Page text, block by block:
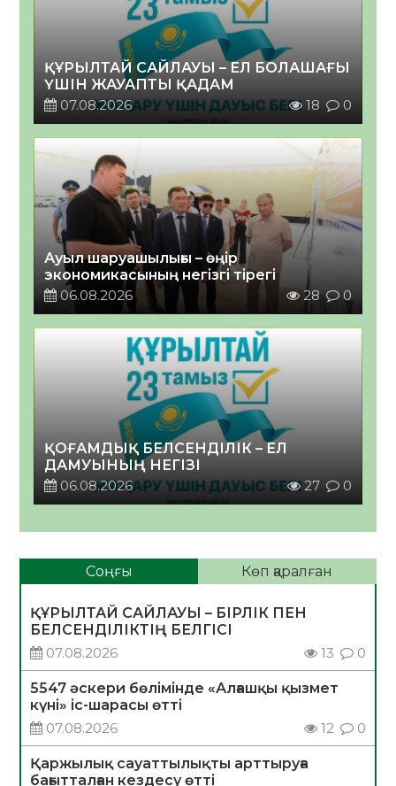
ҚҰРЫЛТАЙ САЙЛАУЫ – ЕЛ БОЛАШАҒЫ
ҮШІН ЖАУАПТЫ ҚАДАМ
07.08.2026
18 0
Ауыл шаруашылығы – өңір
экономикасының негізгі тірегі
06.08.2026
28 0
ҚОҒАМДЫҚ БЕЛСЕНДІЛІК – ЕЛ
ДАМУЫНЫҢ НЕГІЗІ
06.08.2026
27 0
Соңғы Көп қаралған
ҚҰРЫЛТАЙ САЙЛАУЫ – БІРЛІК ПЕН
БЕЛСЕНДІЛІКТІҢ БЕЛГІСІ
07.08.2026
13 0
5547 әскери бөлімінде «Алғашқы қызмет
күні» іс-шарасы өтті
07.08.2026
12 0
Қаржылық сауаттылықты арттыруға
бағытталған кездесу өтті